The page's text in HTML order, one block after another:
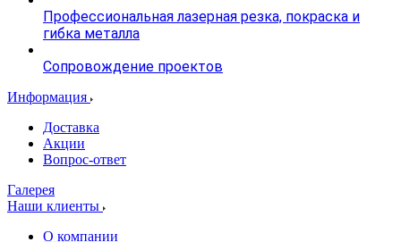
Профессиональная лазерная резка, покраска и
гибка металла
Сопровождение проектов
Информация
Доставка
Акции
Вопрос-ответ
Галерея
Наши клиенты
О компании